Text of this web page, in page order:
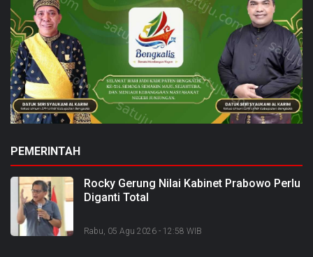
PEMERINTAH
Rocky Gerung Nilai Kabinet Prabowo Perlu
Diganti Total
Rabu, 05 Agu 2026 - 12:58 WIB